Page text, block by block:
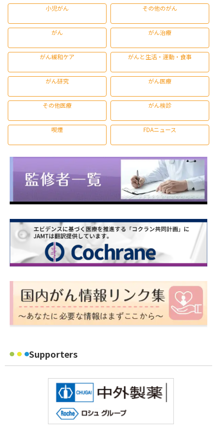
小児がん その他のがん
がん がん治療
がん緩和ケア がんと生活・運動・食事
がん研究 がん医療
その他医療 がん検診
喫煙 FDAニュース
Supporters